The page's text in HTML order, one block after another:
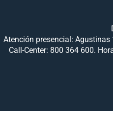
Atención presencial: Agustinas
Call-Center: 800 364 600.